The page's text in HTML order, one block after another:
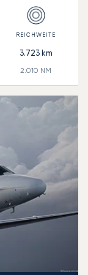
3.723km
2.010 NM